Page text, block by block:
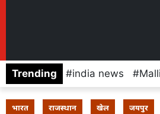
Trending india news
भारत राजस्थान खेल जयपुर